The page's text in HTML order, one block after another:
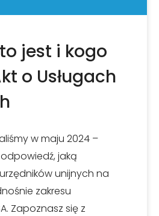
jest i kogo
o Usługach
w maju 2024 –
jaką
unijnych na
zakresu
Zapoznasz się z